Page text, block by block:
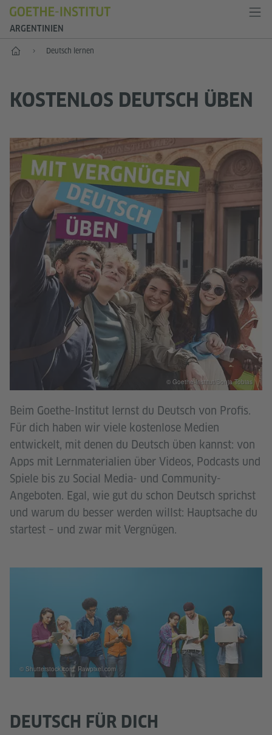
ARGENTINIEN
Start Deutsch lernen
KOSTENLOS DEUTSCH ÜBEN
© Goethe-Institut/Sonja Tobias
Beim Goethe-Institut lernst du Deutsch von Profis.
Für dich haben wir viele kostenlose Medien
entwickelt, mit denen du Deutsch üben kannst: von
Apps mit Lernmaterialien über Videos, Podcasts und
Spiele bis zu Social Media- und Community-
Angeboten. Egal, wie gut du schon Deutsch sprichst
und warum du besser werden willst: Hauptsache du
startest – und zwar mit Vergnügen.
DEUTSCH FÜR DICH
© Shutterstock.com, Rawpixel.com